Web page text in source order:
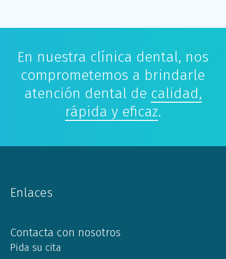
En nuestra clínica dental, nos
comprometemos a brindarle
atención dental de calidad,
rápida y eficaz.
Enlaces
Contacta con nosotros
Pida su cita